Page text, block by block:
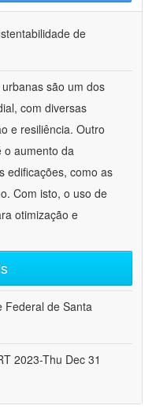
de
são um dos
com diversas
e resiliência. Outro
o aumento da
edificações, como as
Com isto, o uso de
otimização e
Federal de Santa
2023-Thu Dec 31